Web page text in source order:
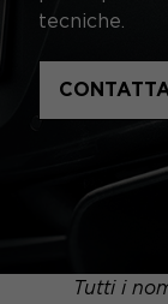
tecniche.
Tutti i